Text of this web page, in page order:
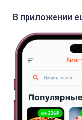
В приложении